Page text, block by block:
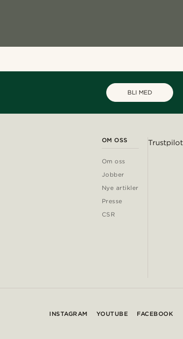
BLI MED
OM OSS
Om oss
Jobber
Nye artikler
Presse
CSR
Trustpilot
INSTAGRAM YOUTUBE FACEBOOK